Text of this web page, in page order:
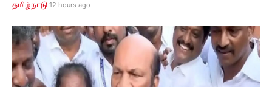
தமிழ்நாடு 12 hours ago